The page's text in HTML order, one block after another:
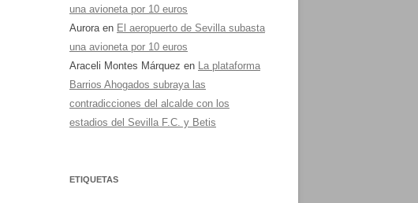
una avioneta por 10 euros
Auroraen El aeropuerto de Sevilla subasta
una avioneta por 10 euros
Araceli Montes Márquez en La plataforma
Barrios Ahogados subraya las
contradicciones del alcalde con los
estadios del Sevilla F.C. y Betis
ETIQUETAS